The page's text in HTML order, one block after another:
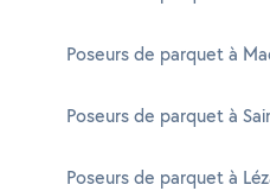
Poseurs de parquet à
Poseurs de parquet à
Poseurs de parquet à